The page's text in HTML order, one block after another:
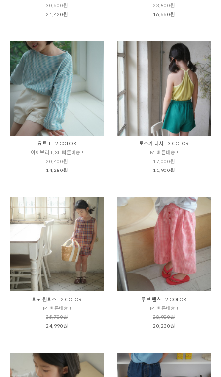
30,600원
21,420원
23,800원
16,660원
요트 T - 2 COLOR
아이보리 L,XL 빠른배송 !
20,400원
14,280원
토스카 나시 - 3 COLOR
M 빠른배송 !
17,000원
11,900원
피노 원피스 - 2 COLOR
M 빠른배송 !
35,700원
24,990원
루브 팬츠 - 2 COLOR
M 빠른배송 !
28,900원
20,230원